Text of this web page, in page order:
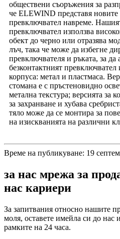
обществени съоръжения за
че ELEWIND представя новите
превключвател навреме.
превключвател използва
обект до черно или отразява
лъч, така че може да избегне
превключвателя и ръката, за да
безконтактният
корпуса: метал и пластмаса.
стомана е с пръстеновидно
метална текстура; версията за
за захранване и хубава
тяло може да се монтира за
на изискванията на различни
Време на публикуване: 19
за нас мрежа за
нас кариери
За запитвания относно нашите
моля, оставете имейла си до нас
рамките на 24 часа.